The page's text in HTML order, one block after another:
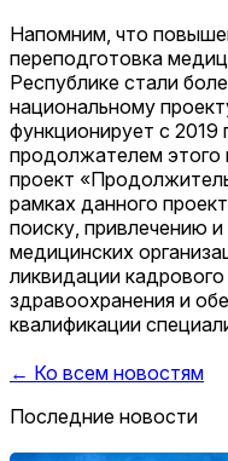
Напомним, что
переподготовка
Республике стали
национальному
функционирует с
продолжателем этого
проект
рамках данного
поиску, привлечению
медицинских
ликвидации
здравоохранения и
квалификации
← Ко всем новостям
Последние новости